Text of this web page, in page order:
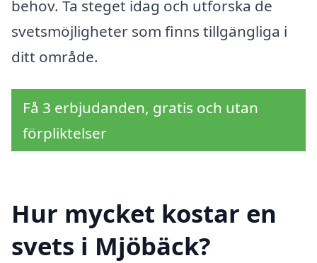
behov. Ta steget idag och utforska de
svetsmöjligheter som finns tillgängliga i
ditt område.
Få 3 erbjudanden, gratis och utan
förpliktelser
Hur mycket kostar en
svets i Mjöbäck?